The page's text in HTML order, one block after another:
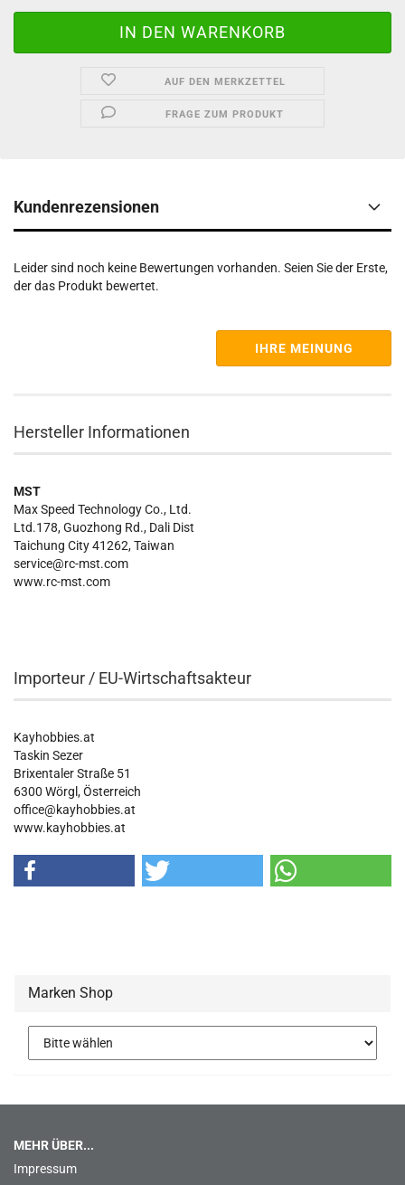
AUF DEN MERKZETTEL
FRAGE ZUM PRODUKT
Kundenrezensionen
Leider sind noch keine Bewertungen vorhanden. Seien Sie der Erste,
der das Produkt bewertet.
IHRE MEINUNG
Hersteller Informationen
MST
Max Speed Technology Co., Ltd.
Ltd.178, Guozhong Rd., Dali Dist
Taichung City 41262, Taiwan
service@rc-mst.com
www.rc-mst.com
Importeur / EU-Wirtschaftsakteur
Kayhobbies.at
Taskin Sezer
Brixentaler Straße 51
6300 Wörgl, Österreich
office@kayhobbies.at
www.kayhobbies.at
Marken Shop
MEHR ÜBER...
Impressum